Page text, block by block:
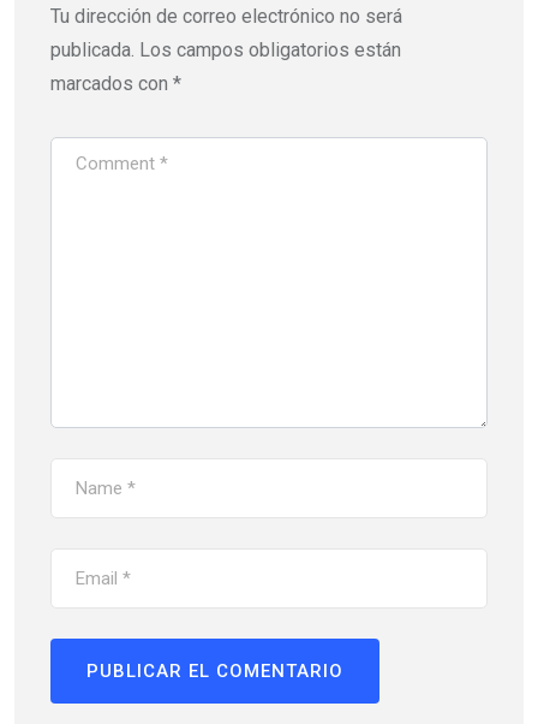
Tu dirección de correo electrónico no será
publicada. Los campos obligatorios están
marcados con *